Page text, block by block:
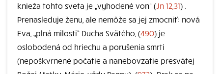
knieža tohto sveta je „vyhodené von“ (Jn 12,31) .
Prenasleduje ženu, ale nemôže sa jej zmocniť: nová
Eva, „plná milosti“ Ducha Svätého, (490) je
oslobodená od hriechu a porušenia smrti
(nepoškvrnené počatie a nanebovzatie presvätej